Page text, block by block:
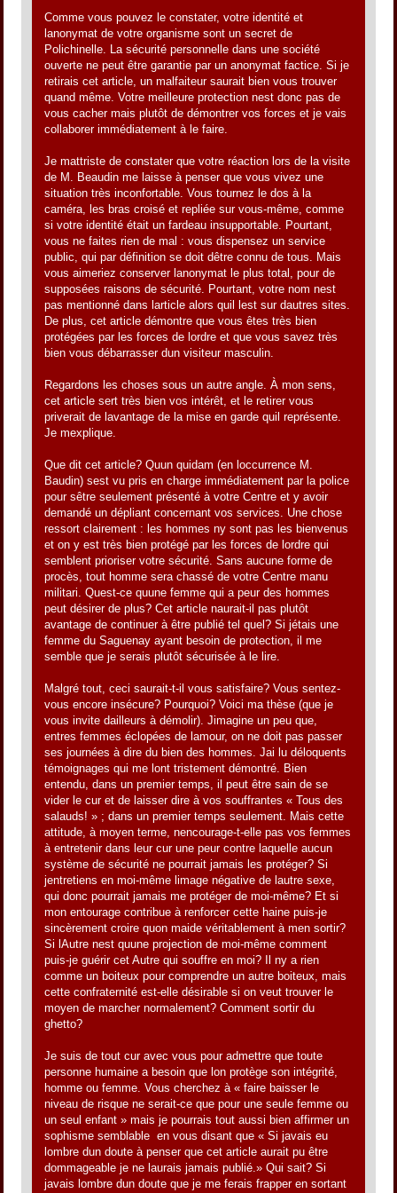
Comme vous pouvez le constater, votre identité et
lanonymat de votre organisme sont un secret de
Polichinelle. La sécurité personnelle dans une société
ouverte ne peut être garantie par un anonymat factice. Si je
retirais cet article, un malfaiteur saurait bien vous trouver
quand même. Votre meilleure protection nest donc pas de
vous cacher mais plutôt de démontrer vos forces et je vais
collaborer immédiatement à le faire.
Je mattriste de constater que votre réaction lors de la visite
de M. Beaudin me laisse à penser que vous vivez une
situation très inconfortable. Vous tournez le dos à la
caméra, les bras croisé et repliée sur vous-même, comme
si votre identité était un fardeau insupportable. Pourtant,
vous ne faites rien de mal : vous dispensez un service
public, qui par définition se doit dêtre connu de tous. Mais
vous aimeriez conserver lanonymat le plus total, pour de
supposées raisons de sécurité. Pourtant, votre nom nest
pas mentionné dans larticle alors quil lest sur dautres sites.
De plus, cet article démontre que vous êtes très bien
protégées par les forces de lordre et que vous savez très
bien vous débarrasser dun visiteur masculin.
Regardons les choses sous un autre angle. À mon sens,
cet article sert très bien vos intérêt, et le retirer vous
priverait de lavantage de la mise en garde quil représente.
Je mexplique.
Que dit cet article? Quun quidam (en loccurrence M.
Baudin) sest vu pris en charge immédiatement par la police
pour sêtre seulement présenté à votre Centre et y avoir
demandé un dépliant concernant vos services. Une chose
ressort clairement : les hommes ny sont pas les bienvenus
et on y est très bien protégé par les forces de lordre qui
semblent prioriser votre sécurité. Sans aucune forme de
procès, tout homme sera chassé de votre Centre manu
militari. Quest-ce quune femme qui a peur des hommes
peut désirer de plus? Cet article naurait-il pas plutôt
avantage de continuer à être publié tel quel? Si jétais une
femme du Saguenay ayant besoin de protection, il me
semble que je serais plutôt sécurisée à le lire.
Malgré tout, ceci saurait-t-il vous satisfaire? Vous sentez-
vous encore insécure? Pourquoi? Voici ma thèse (que je
vous invite dailleurs à démolir). Jimagine un peu que,
entres femmes éclopées de lamour, on ne doit pas passer
ses journées à dire du bien des hommes. Jai lu déloquents
témoignages qui me lont tristement démontré. Bien
entendu, dans un premier temps, il peut être sain de se
vider le cur et de laisser dire à vos souffrantes « Tous des
salauds! » ; dans un premier temps seulement. Mais cette
attitude, à moyen terme, nencourage-t-elle pas vos femmes
à entretenir dans leur cur une peur contre laquelle aucun
système de sécurité ne pourrait jamais les protéger? Si
jentretiens en moi-même limage négative de lautre sexe,
qui donc pourrait jamais me protéger de moi-même? Et si
mon entourage contribue à renforcer cette haine puis-je
sincèrement croire quon maide véritablement à men sortir?
Si lAutre nest quune projection de moi-même comment
puis-je guérir cet Autre qui souffre en moi? Il ny a rien
comme un boiteux pour comprendre un autre boiteux, mais
cette confraternité est-elle désirable si on veut trouver le
moyen de marcher normalement? Comment sortir du
ghetto?
Je suis de tout cur avec vous pour admettre que toute
personne humaine a besoin que lon protège son intégrité,
homme ou femme. Vous cherchez à « faire baisser le
niveau de risque ne serait-ce que pour une seule femme ou
un seul enfant » mais je pourrais tout aussi bien affirmer un
sophisme semblable en vous disant que « Si javais eu
lombre dun doute à penser que cet article aurait pu être
dommageable je ne laurais jamais publié.» Qui sait? Si
javais lombre dun doute que je me ferais frapper en sortant